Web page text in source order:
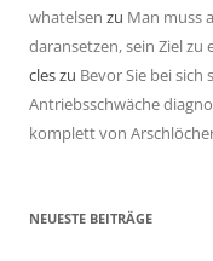
whatelsen zu Man muss
daransetzen, sein Ziel zu
cleszu Bevor Sie bei sich
Antriebsschwäche
komplett von
NEUESTE BEITRÄGE